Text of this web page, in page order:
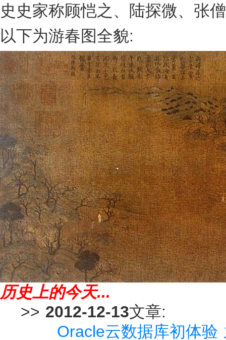
史史家称顾恺之、陆探微、张
以下为游春图全貌:
历史上的今天...
>> 2012-12-13文章:
Oracle云数据库初体